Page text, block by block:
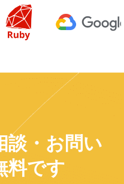
談・お問い
料です